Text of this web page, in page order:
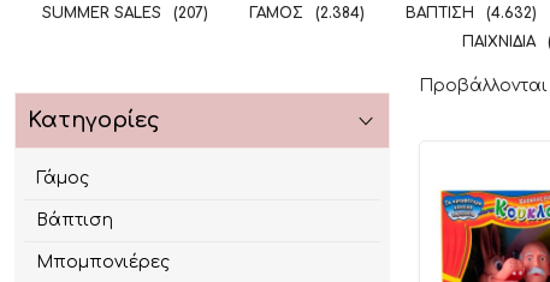
SUMMER SALES (207) ΓΆΜΟΣ (2.384) ΒΆΠΤΙΣΗ (4.632)
ΠΑΙΧΝΊΔΙΑ
Κατηγορίες
Γάμος
Βάπτιση
Μπομπονιέρες